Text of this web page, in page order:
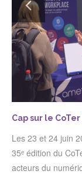
Cap sur le
Les 23 et 24 juin
35ᵉ édition du
acteurs du